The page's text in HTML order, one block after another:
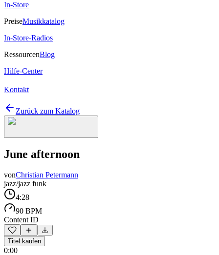
In-Store
PreiseMusikkatalog
In-Store-Radios
RessourcenBlog
Hilfe-Center
Kontakt
Zurück zum Katalog
June afternoon
vonChristian Petermann
jazz/jazz funk
4:28
90 BPM
Content ID
Titel kaufen
0:00